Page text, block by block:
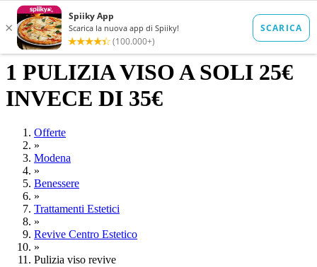
1 PULIZIA VISO A SOLI 25€
INVECE DI 35€
Offerte
»
Modena
»
Benessere
»
Trattamenti Estetici
»
Revive Centro Estetico
»
Pulizia viso revive